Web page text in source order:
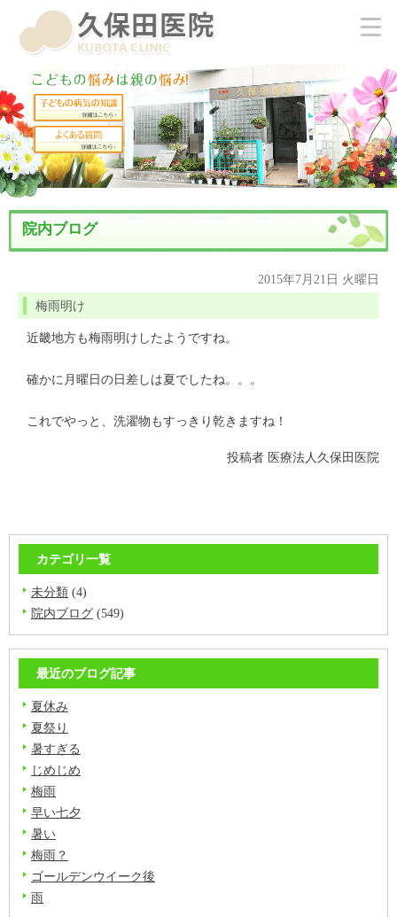
院内ブログ
2015年7月21日 火曜日
梅雨明け
近畿地方も梅雨明けしたようですね。
確かに月曜日の日差しは夏でしたね。。。
これでやっと、洗濯物もすっきり乾きますね！
投稿者 医療法人久保田医院
カテゴリ一覧
未分類 (4)
院内ブログ (549)
最近のブログ記事
夏休み
夏祭り
暑すぎる
じめじめ
梅雨
早い七夕
暑い
梅雨？
ゴールデンウイーク後
雨